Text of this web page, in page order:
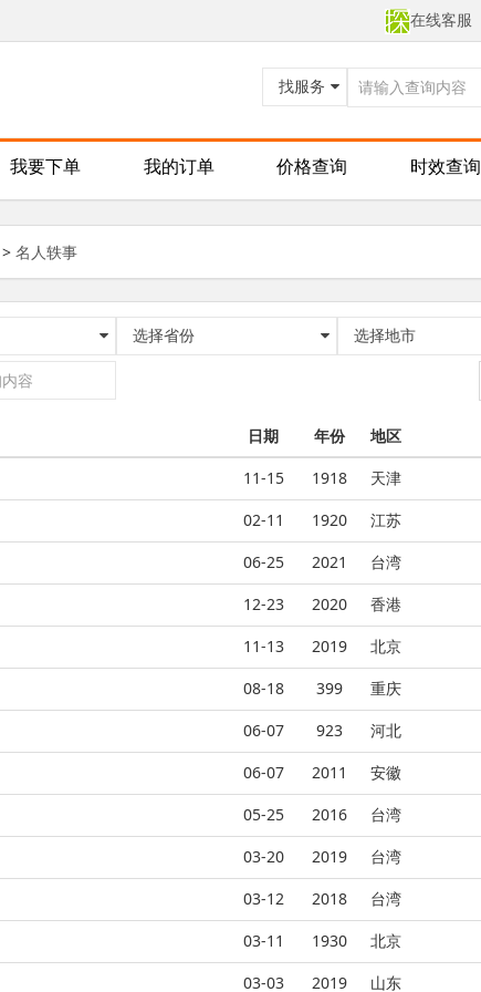
在线客服
找服务
我要下单 我的订单 价格查询 时效查询
> 名人轶事
选择省份 选择地市
日期 年份 地区
11-15 1918 天津
02-11 1920 江苏
06-25 2021 台湾
12-23 2020 香港
11-13 2019 北京
08-18 399 重庆
06-07 923 河北
06-07 2011 安徽
05-25 2016 台湾
03-20 2019 台湾
03-12 2018 台湾
03-11 1930 北京
03-03 2019 山东